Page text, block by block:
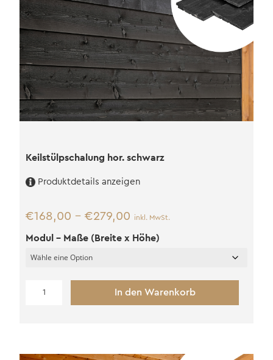
Keilstülpschalung hor. schwarz
Produktdetails anzeigen
€168,00 – €279,00 inkl. MwSt.
Modul - Maße (Breite x Höhe)
Keilstülpschalung
In den Warenkorb